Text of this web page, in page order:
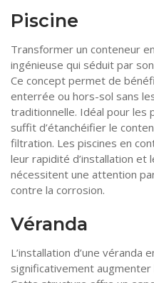
Piscine
Transformer un conteneur
ingénieuse qui séduit par
Ce concept permet de
enterrée ou hors-sol sans
traditionnelle. Idéal pour les
suffit d’étanchéifier le
filtration. Les piscines en
leur rapidité d’installation et
nécessitent une attention
contre la corrosion.
Véranda
L’installation d’une véranda
significativement augmenter